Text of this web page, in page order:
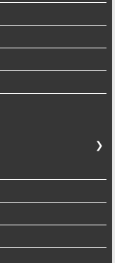
❯